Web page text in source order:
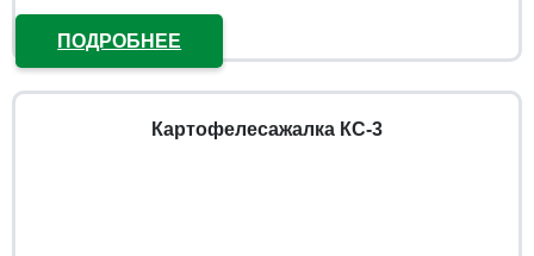
ПОДРОБНЕЕ
Картофелесажалка КС-3